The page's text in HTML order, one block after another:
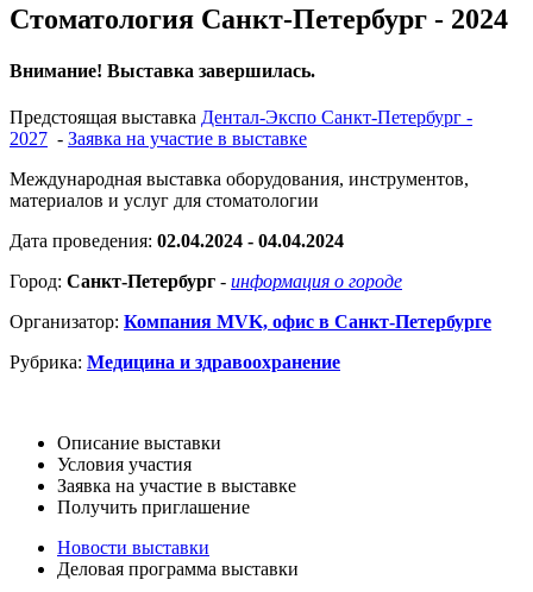
Стоматология Санкт-Петербург - 2024
Внимание! Выставка завершилась.
Предстоящая выставка Дентал-Экспо Санкт-Петербург -
2027 - Заявка на участие в выставке
Международная выставка оборудования, инструментов,
материалов и услуг для стоматологии
Дата проведения: 02.04.2024 - 04.04.2024
Город: Санкт-Петербург - информация о городе
Организатор: Компания MVK, офис в Санкт-Петербурге
Рубрика: Медицина и здравоохранение
Описание выставки
Условия участия
Заявка на участие в выставке
Получить приглашение
Новости выставки
Деловая программа выставки